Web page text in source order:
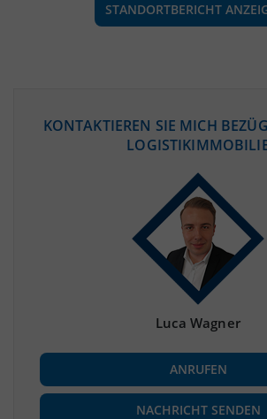
(STAND: 12/2019)
(Landkreis / Kreisfreie Stadt)
BESCHÄFTIGUNG
Beschäftigte
(Landkreis / Kreisfreie Stadt)
KONTAKTIEREN SIE MICH
Luca Wagner
ANRUFEN
NACHRICHT SENDEN